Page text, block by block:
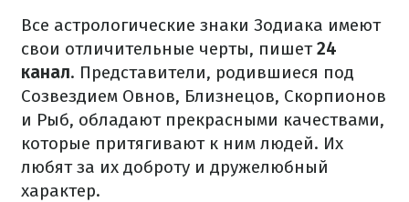
Все астрологические знаки Зодиака имеют
свои отличительные черты, пишет24
канал. Представители, родившиеся под
Созвездием Овнов, Близнецов, Скорпионов
и Рыб, обладают прекрасными качествами,
которые притягивают к ним людей. Их
любят за их доброту и дружелюбный
характер.